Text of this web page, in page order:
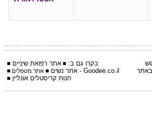
בקרו גם ב: ■ אתר רפואת שיניים ■
Goodee.co.il - אתר נשים ■ אתר מטפלים ■
חנות קריסטלים אונליין ■